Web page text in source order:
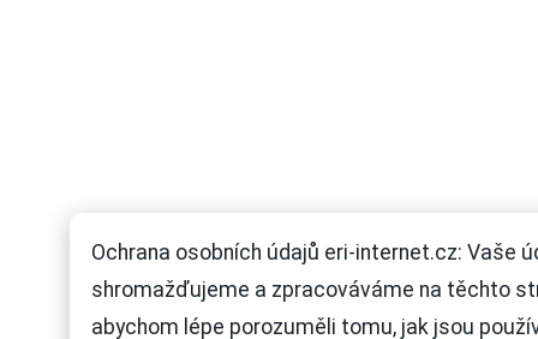
Ochrana osobních údajů eri-internet.cz: Vaše
shromažďujeme a zpracováváme na těchto
abychom lépe porozuměli tomu, jak jsou